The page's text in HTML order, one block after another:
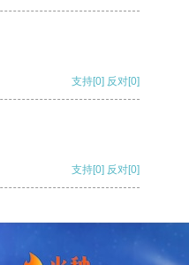
支持[0] 反对[0]
支持[0] 反对[0]
支持